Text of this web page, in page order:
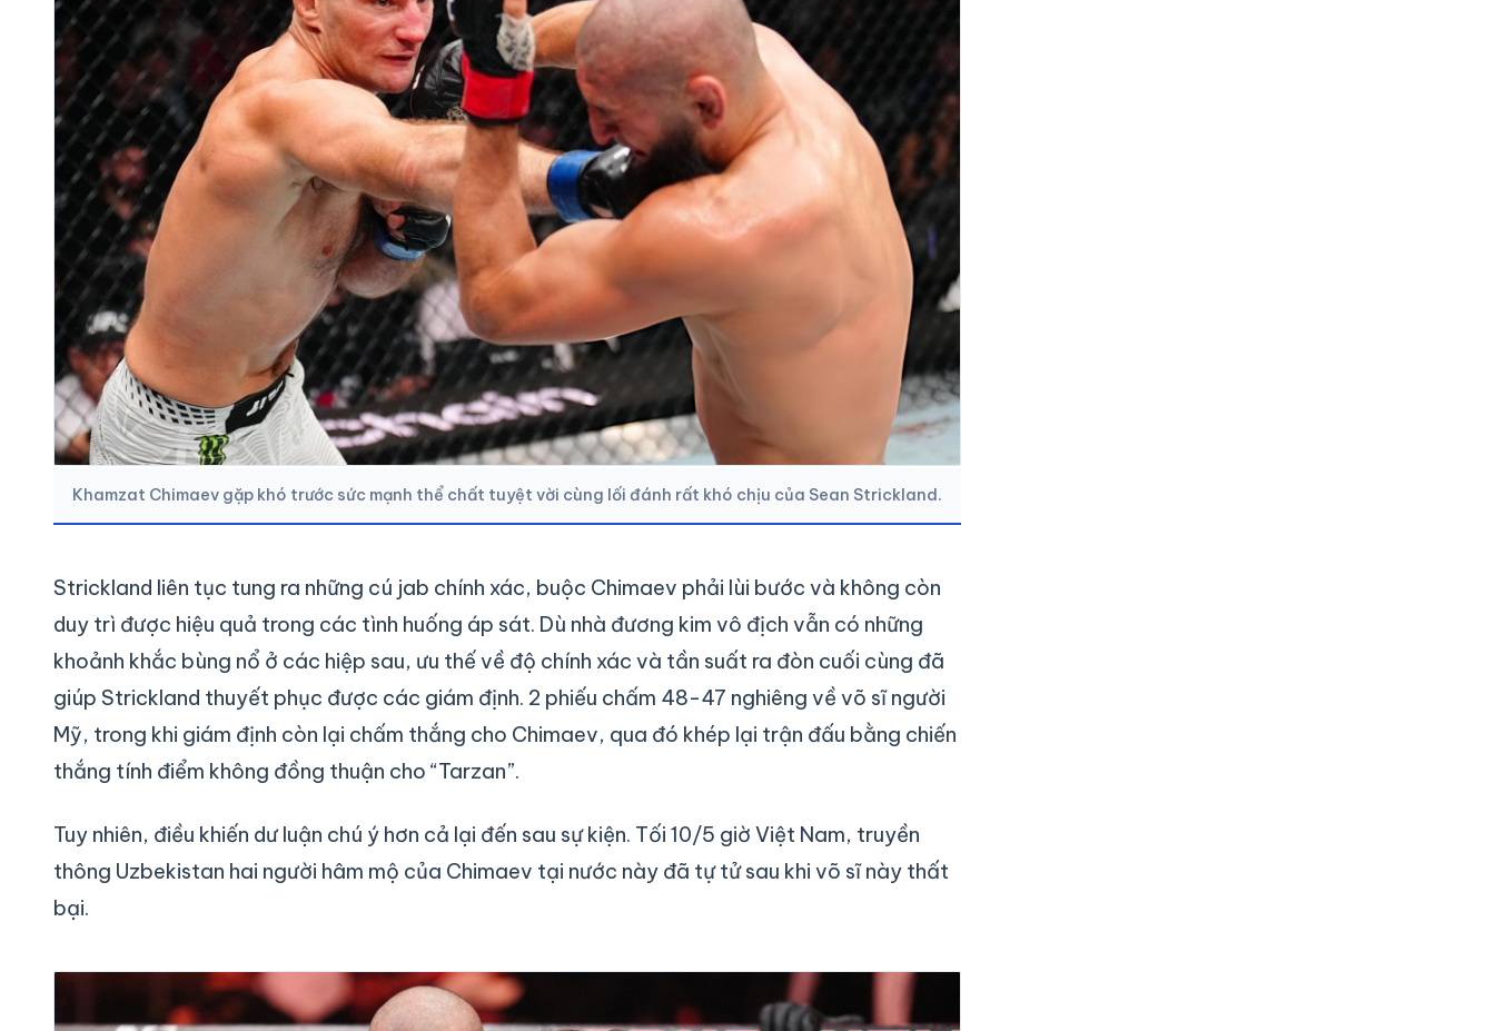
Khamzat Chimaev gặp khó trước sức mạnh thể chất tuyệt vời cùng lối đánh rất khó chịu của Sean Strickland.
Strickland liên tục tung ra những cú jab chính xác, buộc Chimaev phải lùi bước và không còn
duy trì được hiệu quả trong các tình huống áp sát. Dù nhà đương kim vô địch vẫn có những
khoảnh khắc bùng nổ ở các hiệp sau, ưu thế về độ chính xác và tần suất ra đòn cuối cùng đã
giúp Strickland thuyết phục được các giám định. 2 phiếu chấm 48-47 nghiêng về võ sĩ người
Mỹ, trong khi giám định còn lại chấm thắng cho Chimaev, qua đó khép lại trận đấu bằng chiến
thắng tính điểm không đồng thuận cho “Tarzan”.
Tuy nhiên, điều khiến dư luận chú ý hơn cả lại đến sau sự kiện. Tối 10/5 giờ Việt Nam, truyền
thông Uzbekistan hai người hâm mộ của Chimaev tại nước này đã tự tử sau khi võ sĩ này thất
bại.